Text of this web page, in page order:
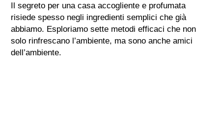
Il segreto per una casa accogliente e profumata
risiede spesso negli ingredienti semplici che già
abbiamo. Esploriamo sette metodi efficaci che non
solo rinfrescano l’ambiente, ma sono anche amici
dell’ambiente.